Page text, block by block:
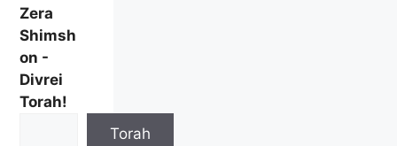
Zera
Shimsh
on -
Divrei
Torah!
Torah